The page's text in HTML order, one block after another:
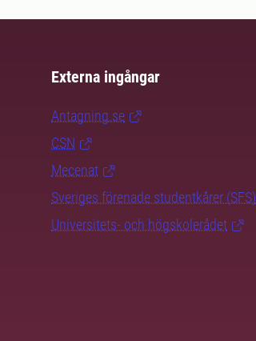
Externa ingångar
Antagning.se
CSN
Mecenat
Sveriges förenade studentkårer (SFS)
Universitets- och högskolerådet